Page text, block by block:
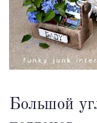
Большой